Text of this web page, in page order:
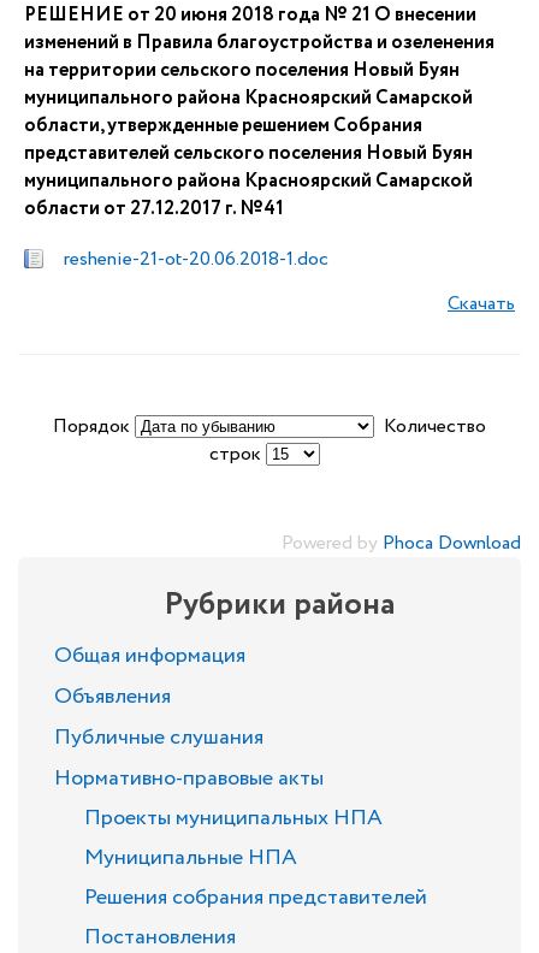
РЕШЕНИЕ от 20 июня 2018 года № 21 О внесении
изменений в Правила благоустройства и озеленения
на территории сельского поселения Новый Буян
муниципального района Красноярский Самарской
области, утвержденные решением Собрания
представителей сельского поселения Новый Буян
муниципального района Красноярский Самарской
области от 27.12.2017 г. №41
reshenie-21-ot-20.06.2018-1.doc
Скачать
Порядок
Количество
строк
Powered by Phoca Download
Рубрики района
Общая информация
Объявления
Публичные слушания
Нормативно-правовые акты
Проекты муниципальных НПА
Муниципальные НПА
Решения собрания представителей
Постановления